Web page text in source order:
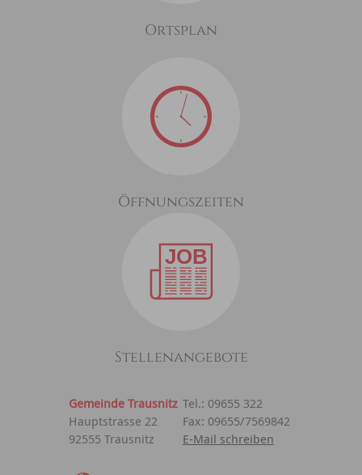
Ortsplan
Öffnungszeiten
Stellenangebote
Gemeinde Trausnitz Tel.: 09655 322
Hauptstrasse 22
Fax: 09655/7569842
92555 Trausnitz
E-Mail schreiben